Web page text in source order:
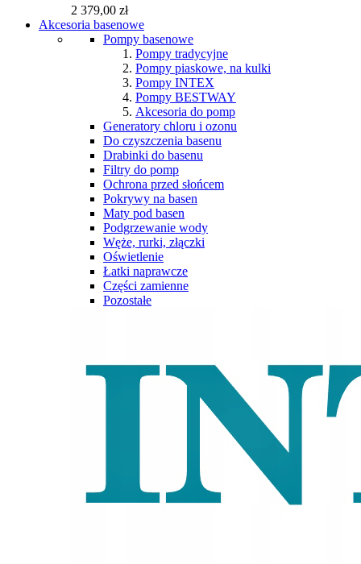
2 379,00 zł
Akcesoria basenowe
Pompy basenowe
Pompy tradycyjne
Pompy piaskowe, na kulki
Pompy INTEX
Pompy BESTWAY
Akcesoria do pomp
Generatory chloru i ozonu
Do czyszczenia basenu
Drabinki do basenu
Filtry do pomp
Ochrona przed słońcem
Pokrywy na basen
Maty pod basen
Podgrzewanie wody
Węże, rurki, złączki
Oświetlenie
Łatki naprawcze
Części zamienne
Pozostałe